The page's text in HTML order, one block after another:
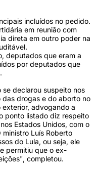
incluídos no pedido.
em reunião com
direta em outro poder na
deputados que eram a
por deputados que
declarou suspeito nos
drogas e do aborto no
exterior, advogando a
ponto listado diz respeito
Estados Unidos, com o
Luís Roberto
do Lula, ou seja, ele
permitiu que o ex-
completou.